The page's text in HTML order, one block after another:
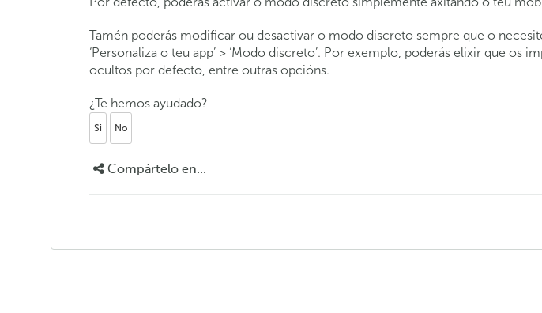
Tamén poderás modificar ou desactivar o modo discreto sempre que o
‘Personaliza o teu app’ > ‘Modo discreto’. Por exemplo, poderás elixir que os
ocultos por defecto, entre outras opcións.
¿Te hemos ayudado?
Si No
Compártelo en...